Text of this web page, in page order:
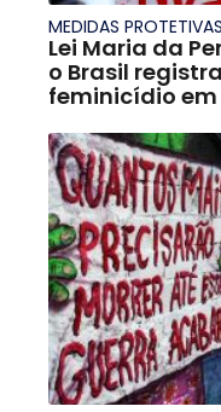
MEDIDAS PROTETIVAS
Lei Maria da
o Brasil
feminicídio em